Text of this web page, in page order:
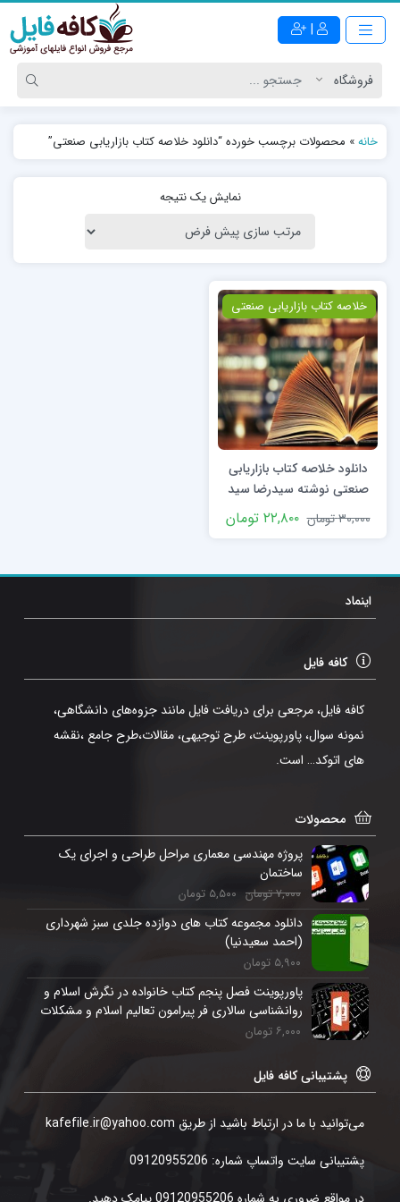
|
خانه» محصولات برچسب خورده “دانلود خلاصه کتاب بازاریابی صنعتی”
نمایش یک نتیجه
ویژه
خلاصه کتاب بازاریابی صنعتی
دانلود خلاصه کتاب بازاریابی
صنعتی نوشته سیدرضا سید
جوادین با فرمت ppt۳۰,۰۰۰تومان ۲۲,۸۰۰ تومان
اینماد
کافه فایل
کافه فایل، مرجعی برای دریافت فایل مانند جزوه‌های دانشگاهی،
نمونه سوال، پاورپوینت، طرح توجیهی، مقالات،طرح جامع ،نقشه
های اتوکد… است.
محصولات
پروژه مهندسی معماری مراحل طراحی و اجرای یک
ساختمان
۷,۰۰۰تومان ۵,۵۰۰ تومان
دانلود مجموعه کتاب های دوازده جلدی سبز شهرداری‌
(احمد سعیدنیا)
۵,۹۰۰ تومان
پاورپوینت فصل پنجم کتاب خانواده در نگرش اسلام و
روانشناسی سالاری فر پیرامون تعالیم اسلام و مشکلات
خانوادگی
۶,۰۰۰ تومان
پشتیبانی کافه فایل
می‌توانید با ما در ارتباط باشید از طریق kafefile.ir@yahoo.com
پشتیبانی سایت واتساپ شماره: 09120955206